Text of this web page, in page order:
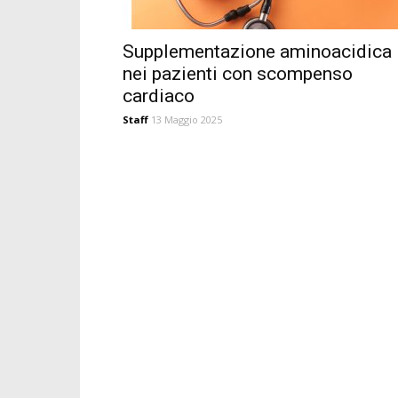
Supplementazione aminoacidica
nei pazienti con scompenso
cardiaco
Staff 13 Maggio 2025